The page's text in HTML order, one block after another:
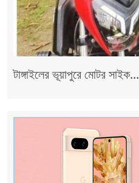
টাঙ্গাইলের ভূয়াপুরে মোটর সাইক...